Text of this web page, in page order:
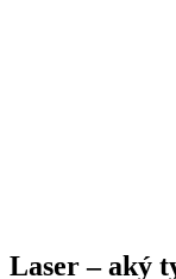
Laser – aký